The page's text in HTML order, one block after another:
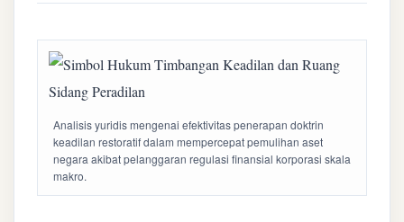
Analisis yuridis mengenai efektivitas penerapan doktrin
keadilan restoratif dalam mempercepat pemulihan aset
negara akibat pelanggaran regulasi finansial korporasi skala
makro.